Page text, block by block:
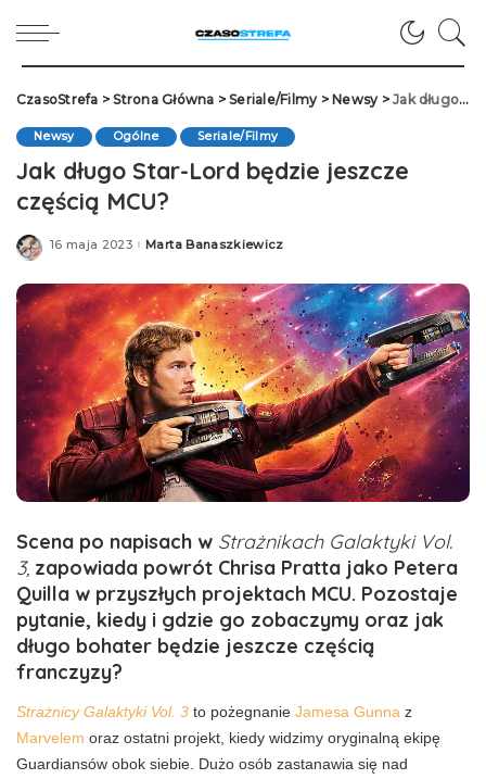
CzasoStrefa >Strona Główna >Seriale/Filmy> Newsy>Jak długo Star-Lord będzie jeszcze częścią MCU?
Newsy Ogólne Seriale/Filmy
Jak długo Star-Lord będzie jeszcze
częścią MCU?
16 maja 2023Posted
Marta Banaszkiewicz
Scena po napisach w Strażnikach Galaktyki Vol.
3, zapowiada powrót Chrisa Pratta jako Petera
Quilla w przyszłych projektach MCU. Pozostaje
pytanie, kiedy i gdzie go zobaczymy oraz jak
długo bohater będzie jeszcze częścią
franczyzy?
Strażnicy Galaktyki Vol. 3 to pożegnanie Jamesa Gunna z
Marvelem oraz ostatni projekt, kiedy widzimy oryginalną ekipę
Guardiansów obok siebie. Dużo osób zastanawia się nad